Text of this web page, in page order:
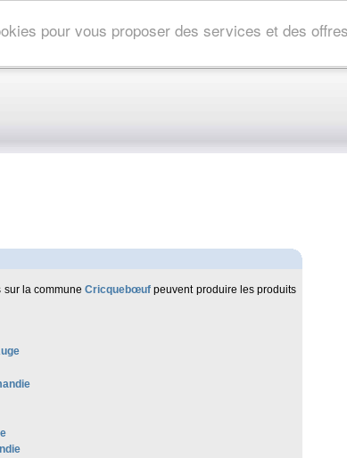
pour vous proposer des services et des
sur la communeCricquebœuf peuvent produire les produits